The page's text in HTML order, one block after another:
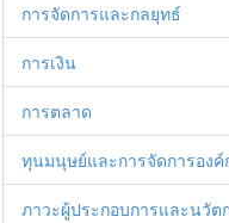
การจัดการและกลยุทธ์
การเงิน
การตลาด
ทุนมนุษย์และการจัดการองค์
ภาวะผู้ประกอบการและนวัต